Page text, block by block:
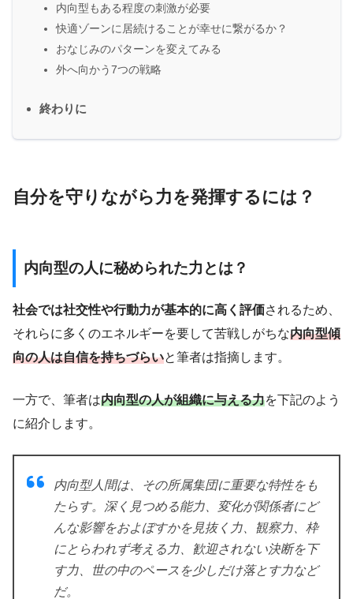
内向型もある程度の刺激が必要
快適ゾーンに居続けることが幸せに繋がるか？
おなじみのパターンを変えてみる
外へ向かう7つの戦略
終わりに
自分を守りながら力を発揮するには？
内向型の人に秘められた力とは？
社会では社交性や行動力が基本的に高く評価されるため、
それらに多くのエネルギーを要して苦戦しがちな内向型傾
向の人は自信を持ちづらいと筆者は指摘します。
一方で、筆者は内向型の人が組織に与える力を下記のよう
に紹介します。
内向型人間は、その所属集団に重要な特性をも
たらす。深く見つめる能力、変化が関係者にど
んな影響をおよぼすかを見抜く力、観察力、枠
にとらわれず考える力、歓迎されない決断を下
す力、世の中のペースを少しだけ落とす力など
だ。